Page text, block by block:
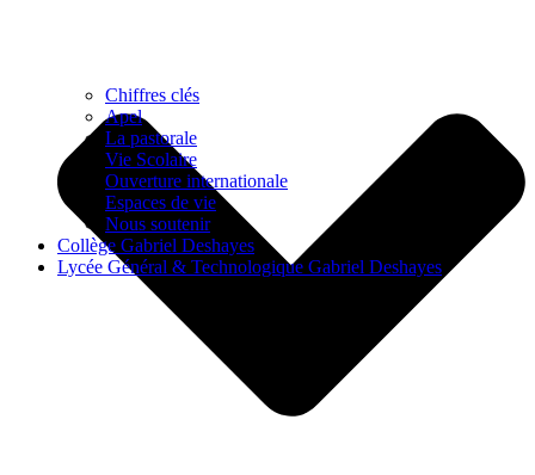
Chiffres clés
Apel
La pastorale
Vie Scolaire
Ouverture internationale
Espaces de vie
Nous soutenir
Collège Gabriel Deshayes
Lycée Général & Technologique Gabriel Deshayes